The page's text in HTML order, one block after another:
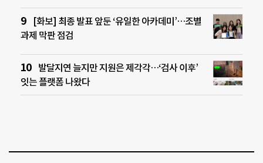
[화보] 최종 발표 앞둔 ‘유일한 아카데미’…조별
과제 막판 점검
발달지연 늘지만 지원은 제각각…‘검사 이후’
잇는 플랫폼 나왔다